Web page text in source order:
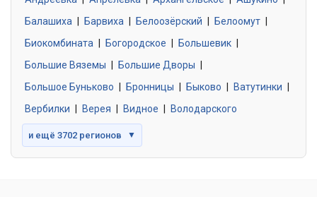
Знакомства без обязательств
0 объявлений
Балашиха
Барвиха Белоозёрский Белоомут
Биокомбината
Богородское Большевик
Большие Вяземы
Большие Дворы
Большое Буньково
Бронницы Быково Ватутинки
Вербилки
Верея Видное Володарского
и ещё 3702 регионов ▼